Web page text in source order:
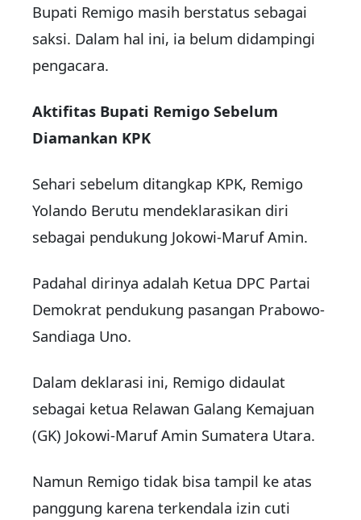
Bupati Remigo masih berstatus sebagai
saksi. Dalam hal ini, ia belum didampingi
pengacara.
Aktifitas Bupati Remigo Sebelum
Diamankan KPK
Sehari sebelum ditangkap KPK, Remigo
Yolando Berutu mendeklarasikan diri
sebagai pendukung Jokowi-Maruf Amin.
Padahal dirinya adalah Ketua DPC Partai
Demokrat pendukung pasangan Prabowo-
Sandiaga Uno.
Dalam deklarasi ini, Remigo didaulat
sebagai ketua Relawan Galang Kemajuan
(GK) Jokowi-Maruf Amin Sumatera Utara.
Namun Remigo tidak bisa tampil ke atas
panggung karena terkendala izin cuti